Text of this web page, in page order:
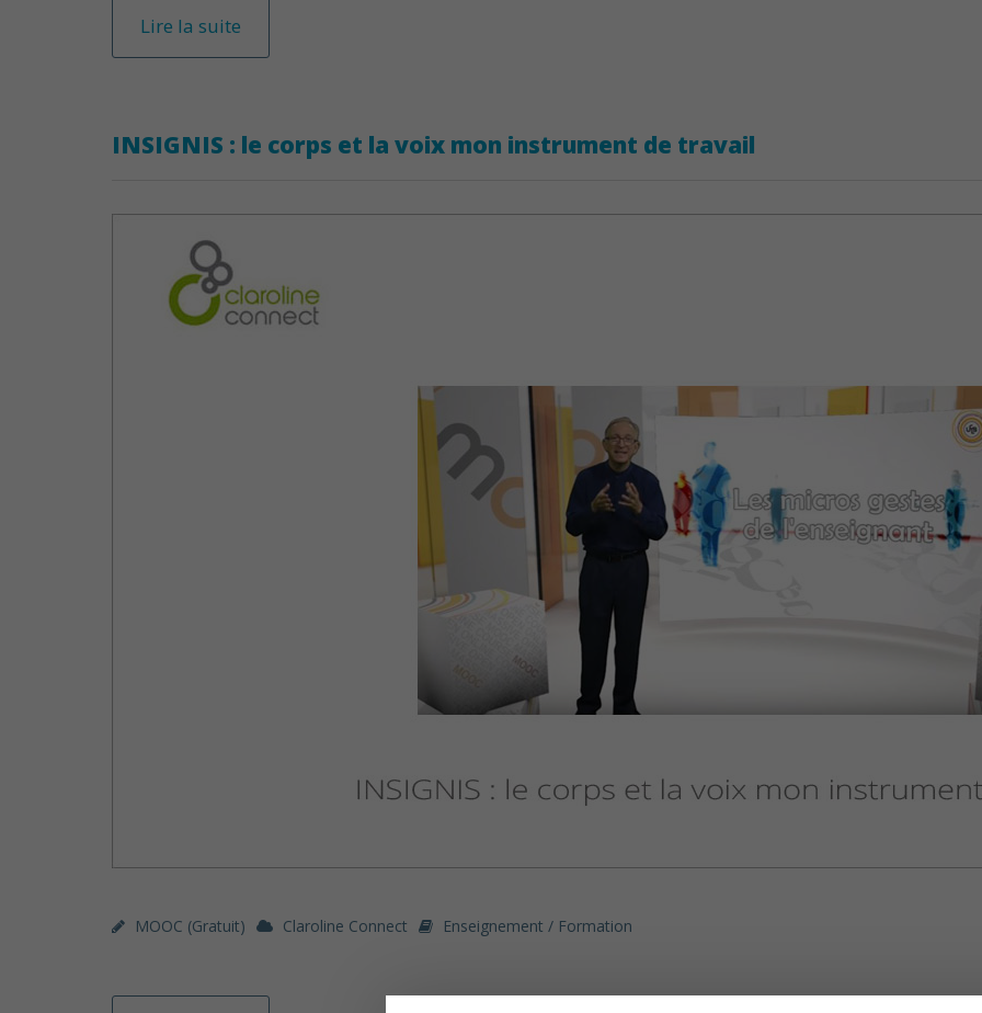
Lire la suite
INSIGNIS : le corps et la voix mon instrument de travail
MOOC (gratuit) Claroline Connect Enseignement / Formation